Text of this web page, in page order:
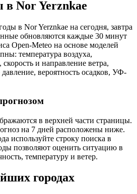
в Nor Yerznkaе
в Nor Yerznkaе на сегодня, завтра
обновляются каждые 30 минут
Open-Meteo на основе моделей
температура воздуха,
и направление ветра,
вероятность осадков, УФ-
в верхней части страницы.
на 7 дней расположены ниже.
используйте строку поиска в
позволяют оценить ситуацию в
температуру и ветер.
городах